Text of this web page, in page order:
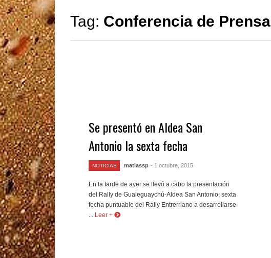
Tag: Conferencia de Prensa
Se presentó en Aldea San
Antonio la sexta fecha
NOTICIAS matiassp - 1 octubre, 2015
En la tarde de ayer se llevó a cabo la presentación
del Rally de Gualeguaychú-Aldea San Antonio; sexta
fecha puntuable del Rally Entrerriano a desarrollarse
Leer +